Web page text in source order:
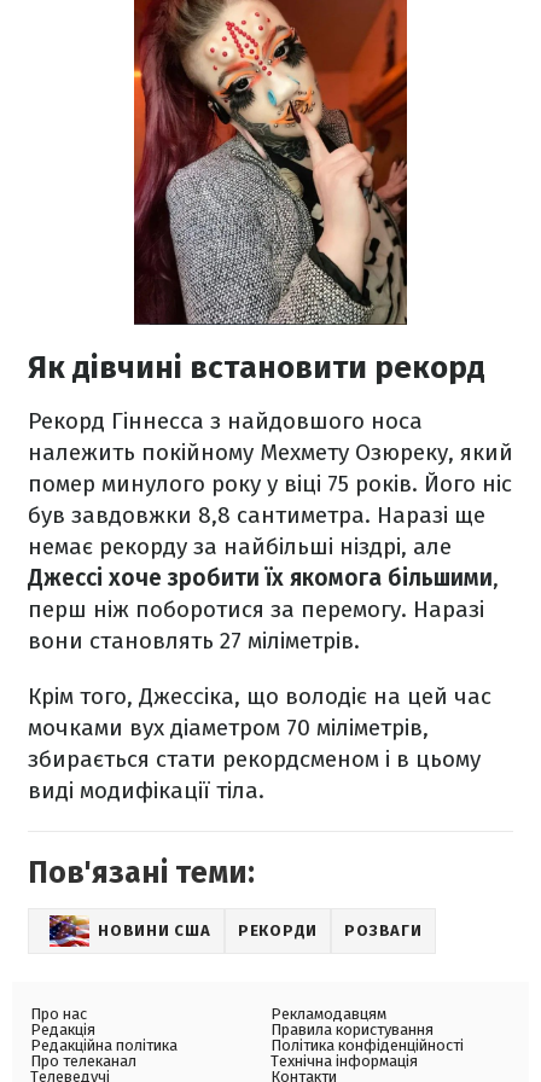
Як дівчині встановити рекорд
Рекорд Гіннесса з найдовшого носа
належить покійному Мехмету Озюреку, який
помер минулого року у віці 75 років. Його ніс
був завдовжки 8,8 сантиметра. Наразі ще
немає рекорду за найбільші ніздрі, але
Джессі хоче зробити їх якомога більшими,
перш ніж поборотися за перемогу. Наразі
вони становлять 27 міліметрів.
Крім того, Джессіка, що володіє на цей час
мочками вух діаметром 70 міліметрів,
збирається стати рекордсменом і в цьому
виді модифікації тіла.
Пов'язані теми:
НОВИНИ США РЕКОРДИ РОЗВАГИ
Про нас
Редакція
Редакційна політика
Про телеканал
Телеведучі
Рекламодавцям
Правила користування
Політика конфіденційності
Технічна інформація
Контакти